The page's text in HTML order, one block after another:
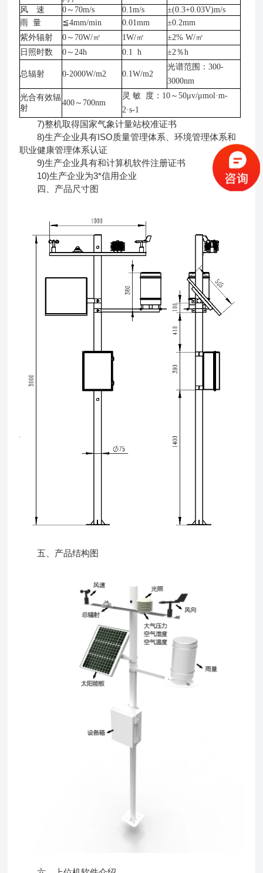
风 速
0～70m/s 0.1m/s
±(0.3+0.03V)m/s
雨 量 ≦4mm/min 0.01mm
±0.2mm
紫外辐射
0～70W/㎡ 1W/㎡
±2% W/㎡
日照时数
0～24h 0.1 h ±2％h
总辐射 0-2000W/m2 0.1W/m2
光谱范围：300-
3000nm
光合有效辐
射
400～700nm
灵 敏 度：10～50μv/μmol·m-
2·s-1
7)整机取得国家气象计量站校准证书
8)生产企业具有ISO质量管理体系、环境管理体系和
职业健康管理体系认证
9)生产企业具有和计算机软件注册证书
10)生产企业为3*信用企业
四、产品尺寸图
五、产品结构图